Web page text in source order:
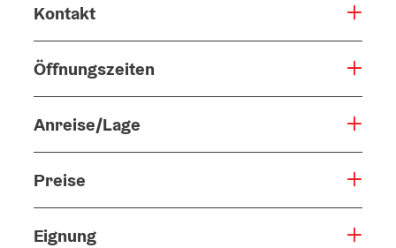
Kontakt
Öffnungszeiten
Anreise/Lage
Preise
Eignung